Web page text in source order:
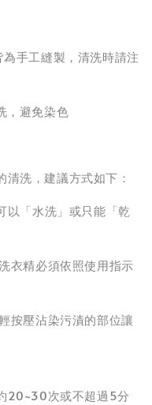
手工縫製，清洗時請注
，避免染色
清洗，建議方式如下：
以「水洗」或只能「乾
衣精必須依照使用指示
按壓沾染污漬的部位讓
20~30次或不超過5分